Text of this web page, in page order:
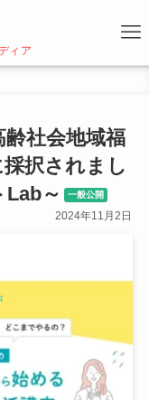
ィア
齢社会地域福
択されまし
～
一般公開
2024年11月2日